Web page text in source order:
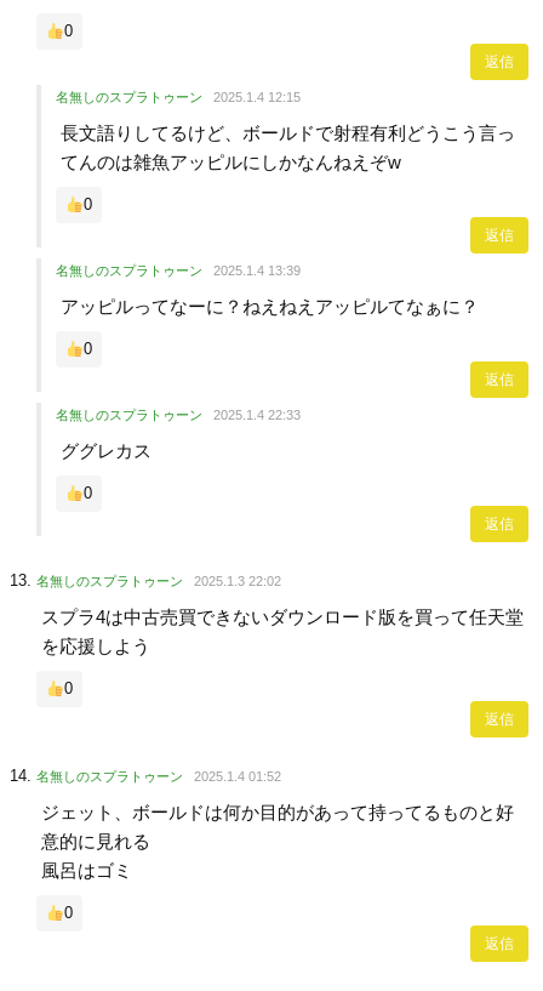
0
返信
名無しのスプラトゥーン 2025.1.4 12:15
長文語りしてるけど、ボールドで射程有利どうこう言っ
てんのは雑魚アッピルにしかなんねえぞw
0
返信
名無しのスプラトゥーン 2025.1.4 13:39
アッピルってなーに？ねえねえアッピルてなぁに？
0
返信
名無しのスプラトゥーン 2025.1.4 22:33
ググレカス
0
返信
名無しのスプラトゥーン 2025.1.3 22:02
スプラ4は中古売買できないダウンロード版を買って任天堂
を応援しよう
0
返信
名無しのスプラトゥーン 2025.1.4 01:52
ジェット、ボールドは何か目的があって持ってるものと好
意的に見れる
風呂はゴミ
0
返信